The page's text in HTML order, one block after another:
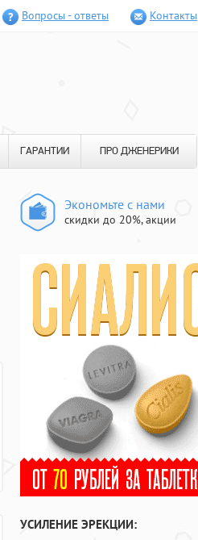
Вопросы - ответы Контакты
ГАРАНТИИ ПРО ДЖЕНЕРИКИ
Экономьте с нами
скидки до 20%, акции
УСИЛЕНИЕ ЭРЕКЦИИ: